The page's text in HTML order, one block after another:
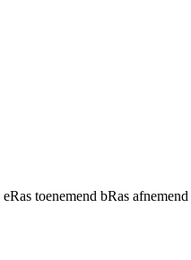
eRas toenemend bRas afnemend